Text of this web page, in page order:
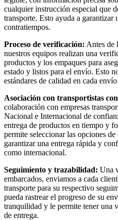
cualquier instrucción especial que
transporte. Esto ayuda a garantizar
contratiempos.
Proceso de verificación: Antes de
nuestros equipos realizan una
productos y los empaques para
estado y listos para el envío. Esto
estándares de calidad en cada
Asociación con transportistas
colaboración con empresas
Nacional e Internacional de
entrega de productos en tiempo y
permite seleccionar las opciones de
garantizar una entrega rápida y
como internacional.
Seguimiento y trazabilidad: Una
embarcados, enviamos a cada
transporte para su respectivo
pueda rastrear el progreso de su
tranquilidad y le permite tener una
de entrega.